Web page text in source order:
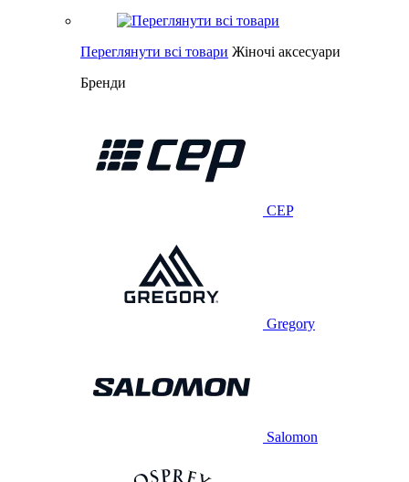
Переглянути всі товари Жіночі аксесуари
Бренди
CEP
Gregory
Salomon